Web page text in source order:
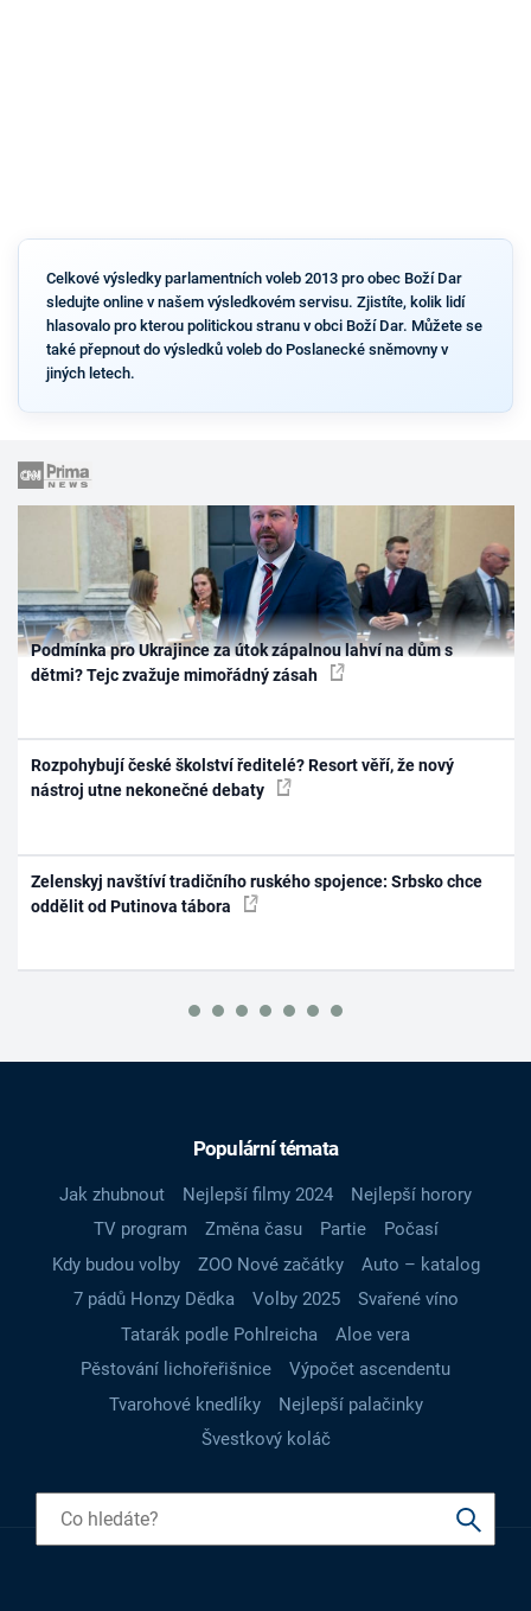
Celkové výsledky parlamentních voleb 2013 pro obec Boží Dar
sledujte online v našem výsledkovém servisu. Zjistíte, kolik lidí
hlasovalo pro kterou politickou stranu v obci Boží Dar. Můžete se
také přepnout do výsledků voleb do Poslanecké sněmovny v
jiných letech.
Podmínka pro Ukrajince za útok zápalnou lahví na dům s
dětmi? Tejc zvažuje mimořádný zásah
Rozpohybují české školství ředitelé? Resort věří, že nový
nástroj utne nekonečné debaty
Zelenskyj navštíví tradičního ruského spojence: Srbsko chce
oddělit od Putinova tábora
Populární témata
Jak zhubnout Nejlepší filmy 2024
Nejlepší horory
TV program
Změna času Partie
Počasí
Kdy budou volby
ZOO Nové začátky
Auto – katalog
7 pádů Honzy Dědka
Volby 2025
Svařené víno
Tatarák podle Pohlreicha
Aloe vera
Pěstování lichořeřišnice
Výpočet ascendentu
Tvarohové knedlíky
Nejlepší palačinky
Švestkový koláč